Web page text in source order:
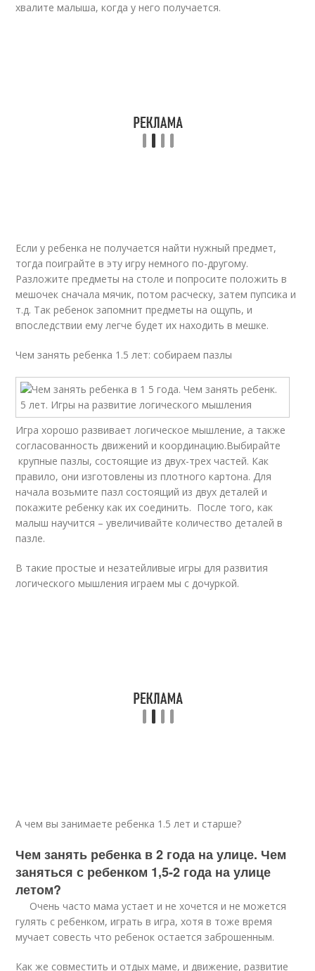
хвалите малыша, когда у него получается.
Если у ребенка не получается найти нужный предмет,
тогда поиграйте в эту игру немного по-другому.
Разложите предметы на столе и попросите положить в
мешочек сначала мячик, потом расческу, затем пупсика и
т.д. Так ребенок запомнит предметы на ощупь, и
впоследствии ему легче будет их находить в мешке.
Чем занять ребенка 1.5 лет: собираем пазлы
Игра хорошо развивает логическое мышление, а также
согласованность движений и координацию.Выбирайте
крупные пазлы, состоящие из двух-трех частей. Как
правило, они изготовлены из плотного картона. Для
начала возьмите пазл состоящий из двух деталей и
покажите ребенку как их соединить. После того, как
малыш научится – увеличивайте количество деталей в
пазле.
В такие простые и незатейливые игры для развития
логического мышления играем мы с дочуркой.
А чем вы занимаете ребенка 1.5 лет и старше?
Чем занять ребенка в 2 года на улице. Чем
заняться с ребенком 1,5-2 года на улице
летом?
Очень часто мама устает и не хочется и не можется
гулять с ребенком, играть в игра, хотя в тоже время
мучает совесть что ребенок остается заброшенным.
Как же совместить и отдых маме, и движение, развитие